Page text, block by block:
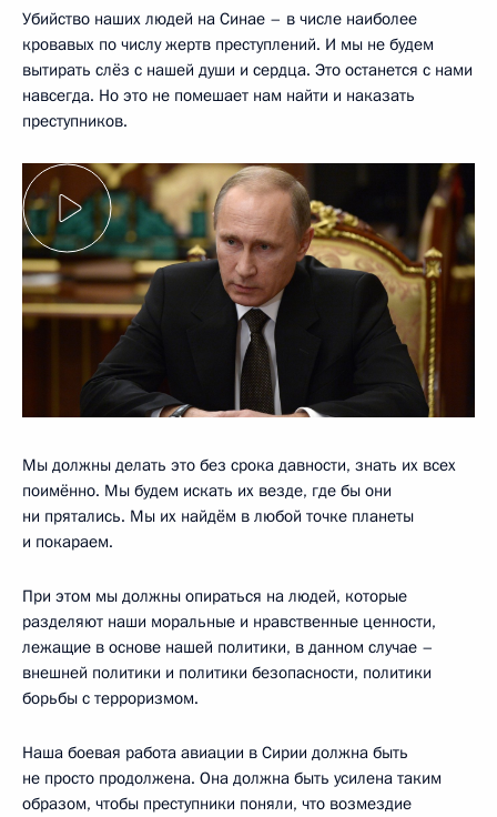
Убийство наших людей на Синае – в числе наиболее
кровавых по числу жертв преступлений. И мы не будем
вытирать слёз с нашей души и сердца. Это останется с нами
навсегда. Но это не помешает нам найти и наказать
преступников.
Мы должны делать это без срока давности, знать их всех
поимённо. Мы будем искать их везде, где бы они
ни прятались. Мы их найдём в любой точке планеты
и покараем.
При этом мы должны опираться на людей, которые
разделяют наши моральные и нравственные ценности,
лежащие в основе нашей политики, в данном случае –
внешней политики и политики безопасности, политики
борьбы с терроризмом.
Наша боевая работа авиации в Сирии должна быть
не просто продолжена. Она должна быть усилена таким
образом, чтобы преступники поняли, что возмездие